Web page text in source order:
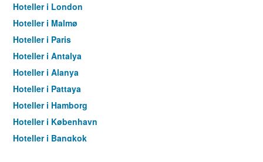
Hoteller i London
Hoteller i Malmø
Hoteller i Paris
Hoteller i Antalya
Hoteller i Alanya
Hoteller i Pattaya
Hoteller i Hamborg
Hoteller i København
Hoteller i Bangkok